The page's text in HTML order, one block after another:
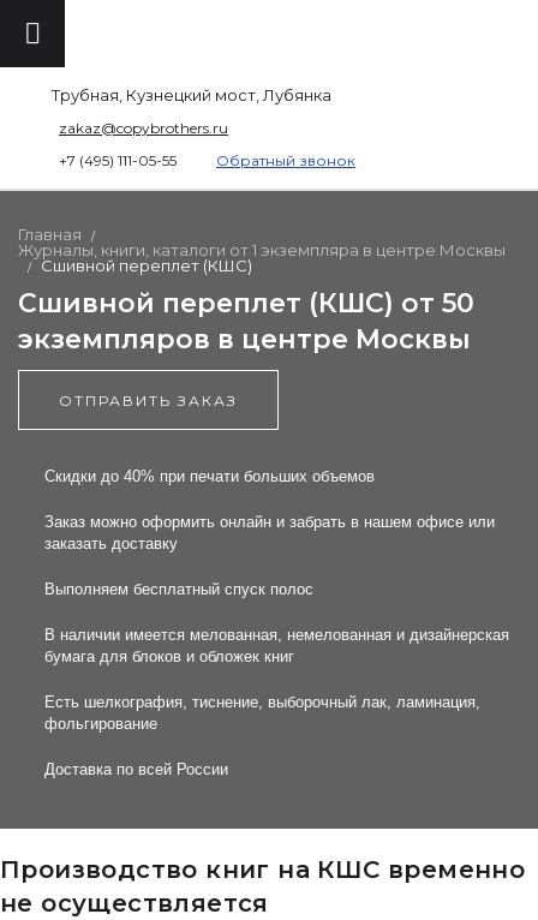
Трубная, Кузнецкий мост, Лубянка
zakaz@copybrothers.ru
+7 (495) 111-05-55
Обратный звонок
Главная /
Журналы, книги, каталоги от 1 экземпляра в центре Москвы
/ Сшивной переплет (КШС)
Сшивной переплет (КШС) от 50
экземпляров в центре Москвы
ОТПРАВИТЬ ЗАКАЗ
Скидки до 40% при печати больших объемов
Заказ можно оформить онлайн и забрать в нашем офисе или
заказать доставку
Выполняем бесплатный спуск полос
В наличии имеется мелованная, немелованная и дизайнерская
бумага для блоков и обложек книг
Есть шелкография, тиснение, выборочный лак, ламинация,
фольгирование
Доставка по всей России
Производство книг на КШС временно
не осуществляется